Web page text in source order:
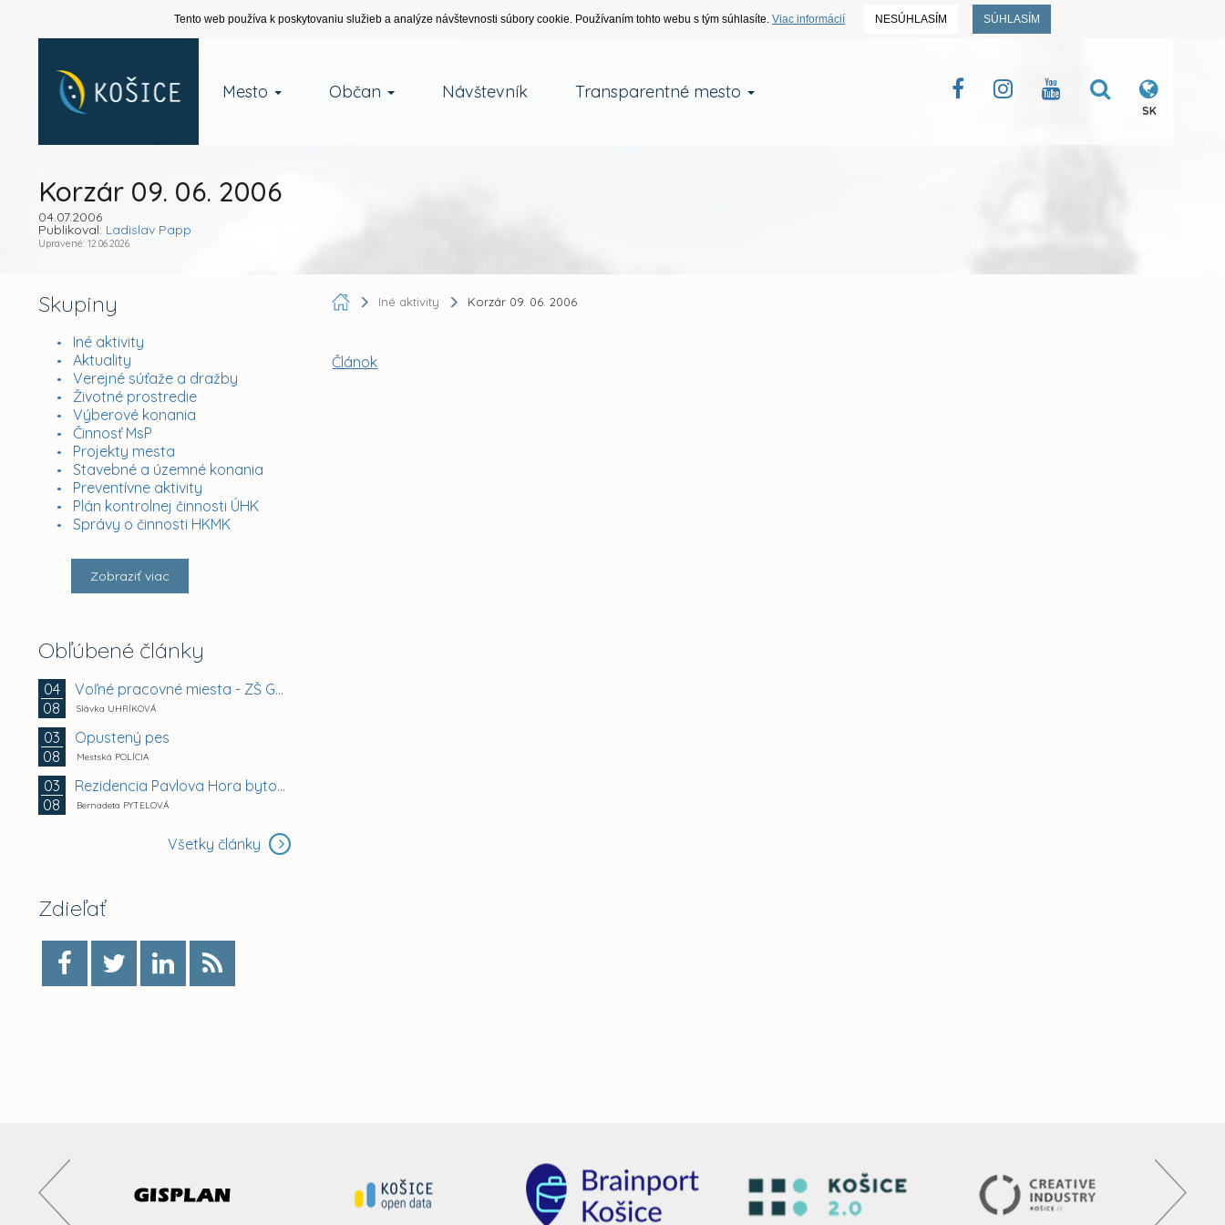
Tento web používa k poskytovaniu služieb a analýze návštevnosti súbory cookie. Používaním tohto webu s tým súhlasíte. Viac informácií NESÚHLASÍM SÚHLASÍM
Mesto Občan Návštevník Transparentné mesto
SK
Korzár 09. 06. 2006
04.07.2006
Publikoval: Ladislav Papp
Upravené: 12.06.2026
Skupiny
Iné aktivity
Aktuality
Verejné súťaže a dražby
Životné prostredie
Výberové konania
Činnosť MsP
Projekty mesta
Stavebné a územné konania
Preventívne aktivity
Plán kontrolnej činnosti ÚHK
Správy o činnosti HKMK
Zobraziť viac
Obľúbené články
04
08
Voľné pracovné miesta - ZŠ Gemerská 2, Košice -...
Slávka UHRÍKOVÁ
03
08
Opustený pes
Mestská POLÍCIA
03
08
Rezidencia Pavlova Hora bytový dom A + B +...
Bernadeta PYTELOVÁ
Všetky články
Zdieľať
Iné aktivity Korzár 09. 06. 2006
Článok